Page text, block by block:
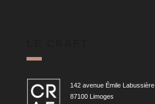
142 avenue Émile Labussière
87100 Limoges